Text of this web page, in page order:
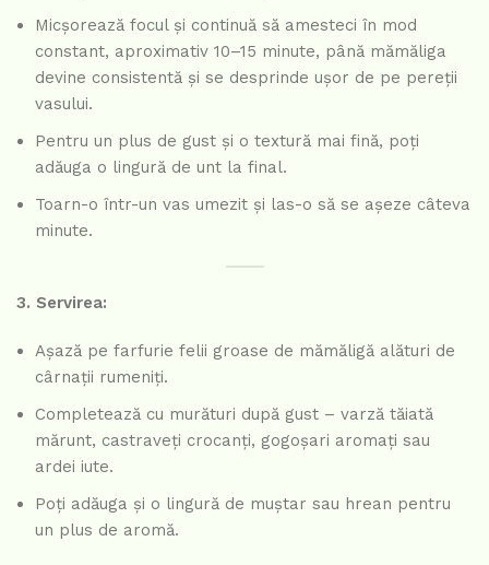
Micșorează focul și continuă să amesteci în mod
constant, aproximativ 10–15 minute, până mămăliga
devine consistentă și se desprinde ușor de pe pereții
vasului.
Pentru un plus de gust și o textură mai fină, poți
adăuga o lingură de unt la final.
Toarn-o într-un vas umezit și las-o să se așeze câteva
minute.
3. Servirea:
Așază pe farfurie felii groase de mămăligă alături de
cârnații rumeniți.
Completează cu murături după gust – varză tăiată
mărunt, castraveți crocanți, gogoșari aromați sau
ardei iute.
Poți adăuga și o lingură de muștar sau hrean pentru
un plus de aromă.